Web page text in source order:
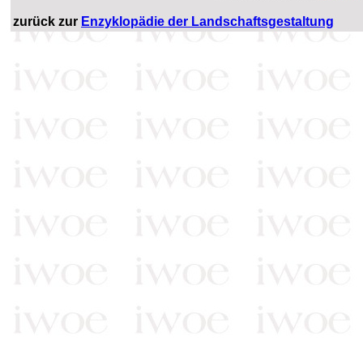
zurück zur Enzyklopädie der Landschaftsgestaltung